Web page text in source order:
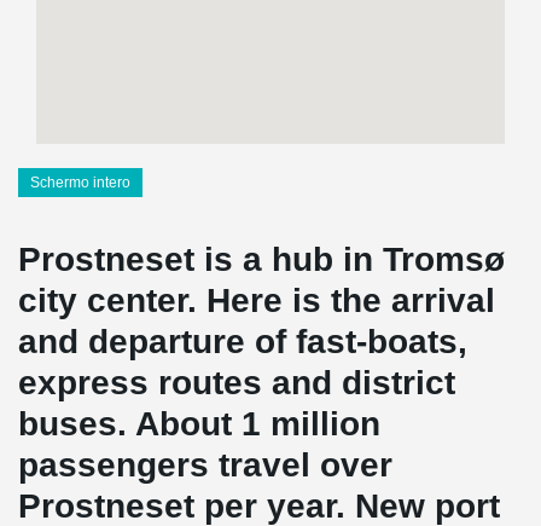
Schermo intero
Prostneset is a hub in Tromsø
city center. Here is the arrival
and departure of fast-boats,
express routes and district
buses. About 1 million
passengers travel over
Prostneset per year. New port